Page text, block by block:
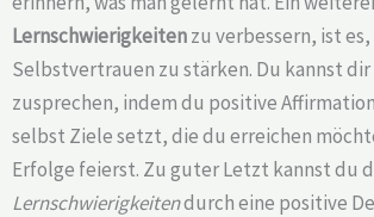
Lernschwierigkeitenzu verbessern, ist
Selbstvertrauen zu stärken. Du kannst
zusprechen, indem du positive
selbst Ziele setzt, die du erreichen
Erfolge feierst. Zu guter Letzt kannst du
Lernschwierigkeitendurch eine positive